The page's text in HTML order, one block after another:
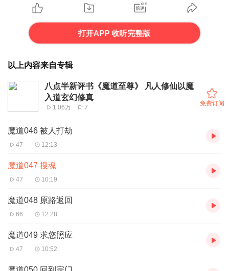
打开APP 收听完整版
以上内容来自专辑
八点半新评书《魔道至尊》 凡人修仙以魔
入道玄幻修真
1.06万 7
免费订阅
魔道046 被人打劫
47 12:13
魔道047 搜魂
47 10:19
魔道048 原路返回
66 12:28
魔道049 求您照应
47 10:52